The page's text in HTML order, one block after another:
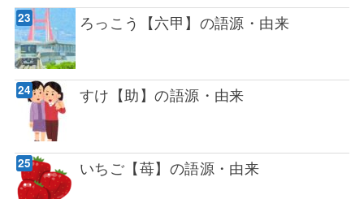
ろっこう【六甲】の語源・由来
すけ【助】の語源・由来
いちご【苺】の語源・由来